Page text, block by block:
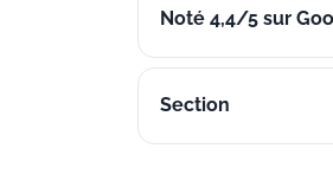
Noté 4,4/5 sur
Section